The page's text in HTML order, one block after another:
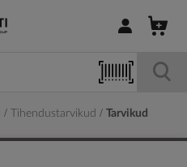
Logi sisse /
Tihendustarvikud Tarvikud